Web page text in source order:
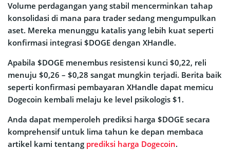
Volume perdagangan yang stabil mencerminkan tahap
konsolidasi di mana para trader sedang mengumpulkan
aset. Mereka menunggu katalis yang lebih kuat seperti
konfirmasi integrasi $DOGE dengan XHandle.
Apabila $DOGE menembus resistensi kunci $0,22, reli
menuju $0,26 – $0,28 sangat mungkin terjadi. Berita baik
seperti konfirmasi pembayaran XHandle dapat memicu
Dogecoin kembali melaju ke level psikologis $1.
Anda dapat memperoleh prediksi harga $DOGE secara
komprehensif untuk lima tahun ke depan membaca
artikel kami tentang prediksi harga Dogecoin.